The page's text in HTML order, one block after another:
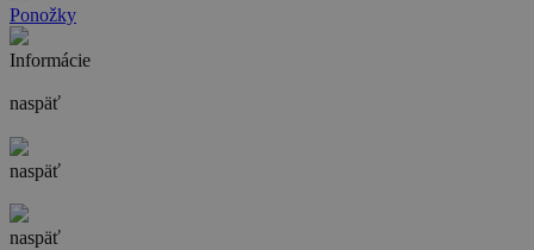
Ponožky
Informácie
naspäť
naspäť
naspäť